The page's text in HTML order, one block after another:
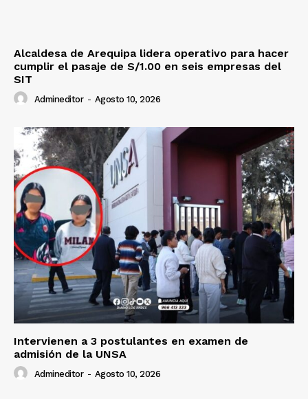
Alcaldesa de Arequipa lidera operativo para hacer
cumplir el pasaje de S/1.00 en seis empresas del
SIT
Admineditor - Agosto 10, 2026
Intervienen a 3 postulantes en examen de
admisión de la UNSA
Admineditor - Agosto 10, 2026